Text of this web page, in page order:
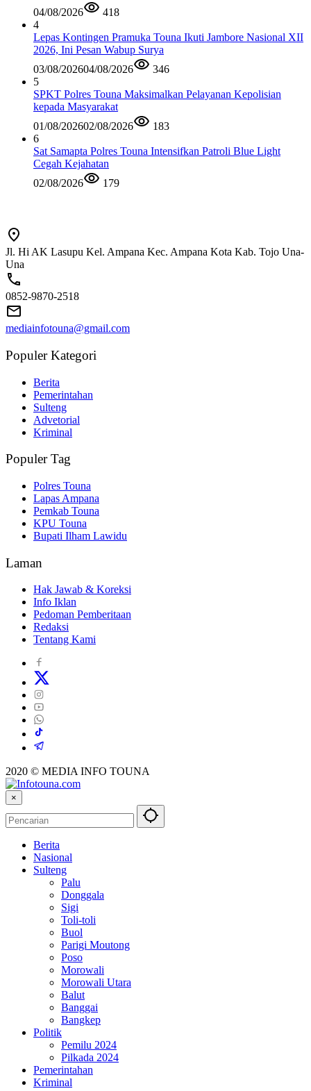
04/08/2026
418
4
Lepas Kontingen Pramuka Touna Ikuti Jambore Nasional XII
2026, Ini Pesan Wabup Surya
03/08/202604/08/2026
346
5
SPKT Polres Touna Maksimalkan Pelayanan Kepolisian
kepada Masyarakat
01/08/202602/08/2026
183
6
Sat Samapta Polres Touna Intensifkan Patroli Blue Light
Cegah Kejahatan
02/08/2026
179
Jl. Hi AK Lasupu Kel. Ampana Kec. Ampana Kota Kab. Tojo Una-
Una
0852-9870-2518
mediainfotouna@gmail.com
Populer Kategori
Berita
Pemerintahan
Sulteng
Advetorial
Kriminal
Populer Tag
Polres Touna
Lapas Ampana
Pemkab Touna
KPU Touna
Bupati Ilham Lawidu
Laman
Hak Jawab & Koreksi
Info Iklan
Pedoman Pemberitaan
Redaksi
Tentang Kami
2020 © MEDIA INFO TOUNA
×
Berita
Nasional
Sulteng
Palu
Donggala
Sigi
Toli-toli
Buol
Parigi Moutong
Poso
Morowali
Morowali Utara
Balut
Banggai
Bangkep
Politik
Pemilu 2024
Pilkada 2024
Pemerintahan
Kriminal